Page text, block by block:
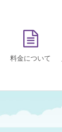
料金について